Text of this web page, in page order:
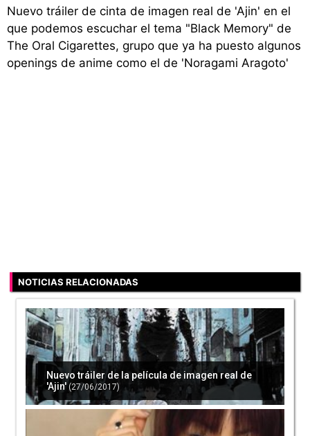
Nuevo tráiler de cinta de imagen real de 'Ajin' en el
que podemos escuchar el tema "Black Memory" de
The Oral Cigarettes, grupo que ya ha puesto algunos
openings de anime como el de 'Noragami Aragoto'
NOTICIAS RELACIONADAS
Nuevo tráiler de la película de imagen real de
'Ajin' (27/06/2017)